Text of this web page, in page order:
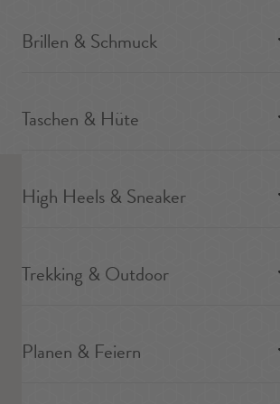
Brillen & Schmuck
Taschen & Hüte
High Heels & Sneaker
Trekking & Outdoor
Planen & Feiern